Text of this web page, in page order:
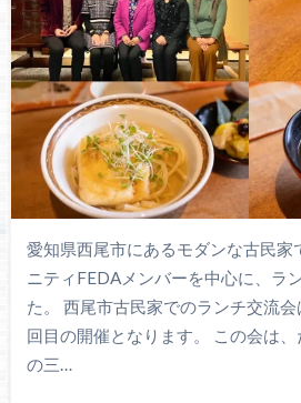
愛知県西尾市にあるモダンな古民家
ニティFEDAメンバーを中心に、ラ
た。 西尾市古民家でのランチ交流
回目の開催となります。 この会は
の三…